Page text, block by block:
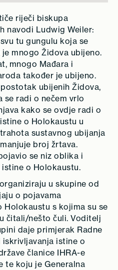
riječi biskupa
navodi Ludwig Weiler:
tu gungulu koja se
mnogo Židova ubijeno.
mnogo Mađara i
također je ubijeno.
ubijenih Židova,
se radi o nečem vrlo
kako se ovdje radi o
o Holokaustu u
sustavnog ubijanja
broj žrtava.
se niz oblika i
o Holokaustu.
u skupine od
o pojavama
Holokaustu s kojima su se
čitali/nešto čuli. Voditelj
daje primjerak Radne
istine o
članice IHRA-e
te koju je Generalna